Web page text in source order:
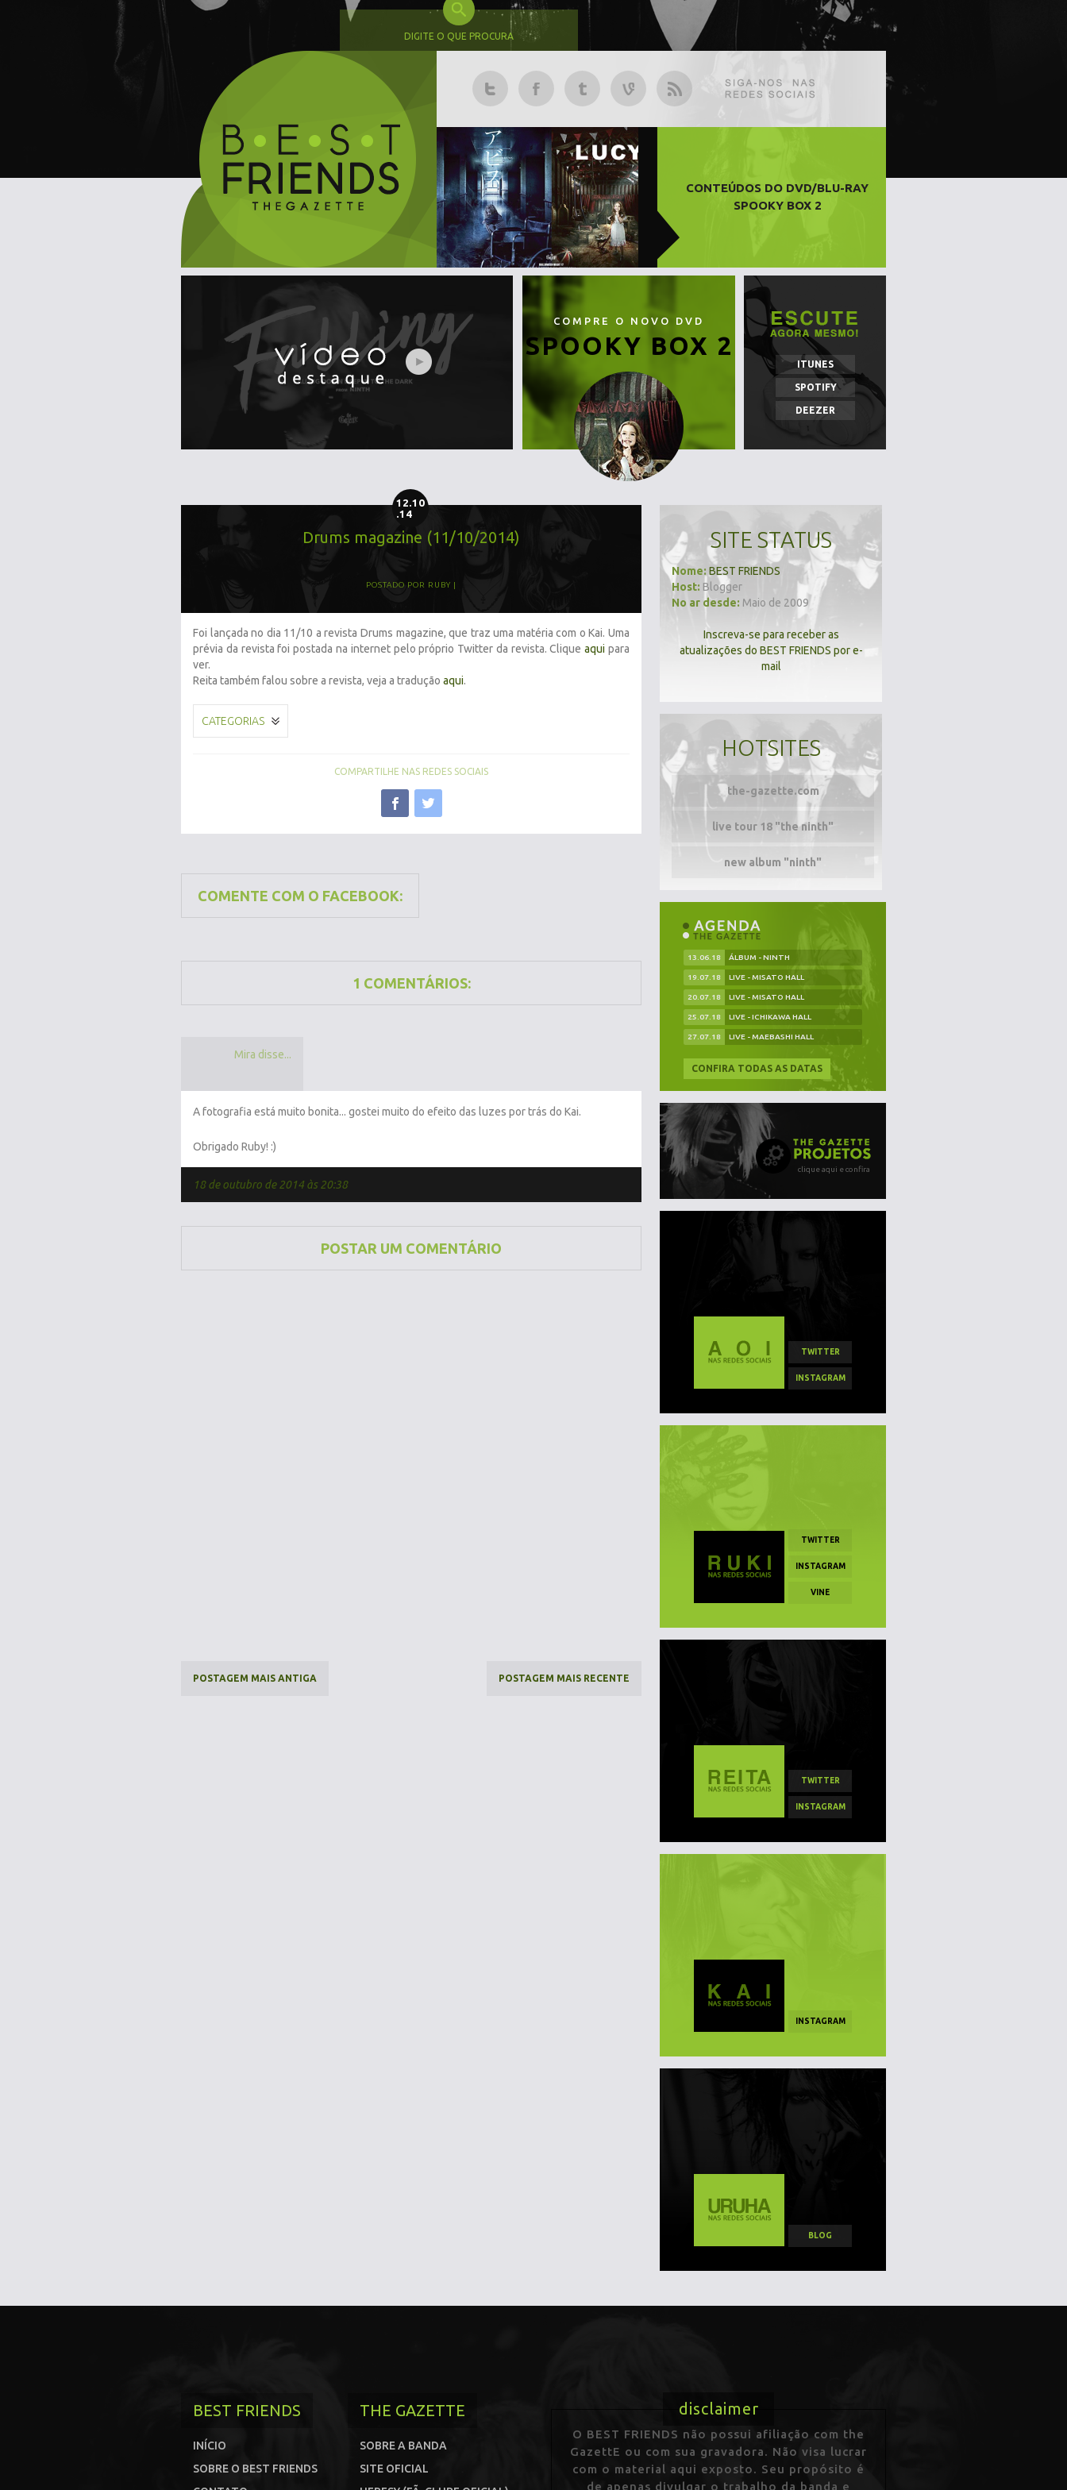
DIGITE O QUE PROCURA
CONTEÚDOS DO DVD/BLU-RAY
SPOOKY BOX 2
COMPRE O NOVO DVD
SPOOKY BOX 2
ITUNES
SPOTIFY
DEEZER
12.10
.14
Drums magazine (11/10/2014)
POSTADO POR RUBY
Foi lançada no dia 11/10 a revista Drums magazine, que traz uma matéria com o Kai. Uma
prévia da revista foi postada na internet pelo próprio Twitter da revista. Cliqueaqui para
ver.
Reita também falou sobre a revista, veja a tradução aqui.
CATEGORIAS
COMPARTILHE NAS REDES SOCIAIS
COMENTE COM O FACEBOOK:
1 COMENTÁRIOS:
Mira disse...
A fotografia está muito bonita... gostei muito do efeito das luzes por trás do Kai.
Obrigado Ruby! :)
18 de outubro de 2014 às 20:38
POSTAR UM COMENTÁRIO
POSTAGEM MAIS RECENTE
POSTAGEM MAIS ANTIGA
SITE STATUS
Nome: BEST FRIENDS
Host: Blogger
No ar desde: Maio de 2009
Inscreva-se para receber as
atualizações do BEST FRIENDS por e-
mail
HOTSITES
the-gazette.com
live tour 18 "the ninth"
new album "ninth"
13.06.18 ÁLBUM - NINTH
19.07.18 LIVE - MISATO HALL
20.07.18 LIVE - MISATO HALL
25.07.18 LIVE - ICHIKAWA HALL
27.07.18 LIVE - MAEBASHI HALL
CONFIRA TODAS AS DATAS
clique aqui e confira
TWITTER
INSTAGRAM
TWITTER
INSTAGRAM
VINE
TWITTER
INSTAGRAM
INSTAGRAM
BLOG
BEST FRIENDS
INÍCIO
SOBRE O BEST FRIENDS
THE GAZETTE
SOBRE A BANDA
SITE OFICIAL
disclaimer
O BEST FRIENDS não possui afiliação com the
GazettE ou com sua gravadora. Não visa lucrar
com o material aqui exposto. Seu propósito é
de apenas divulgar o trabalho da banda e